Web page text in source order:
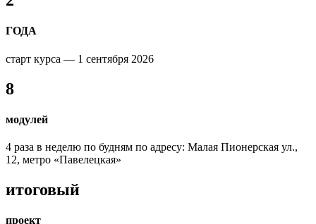
ГОДА
старт курса — 1 сентября 2026
8
модулей
4 раза в неделю по будням по адресу: Малая Пионерская ул.,
12, метро «Павелецкая»
итоговый
проект